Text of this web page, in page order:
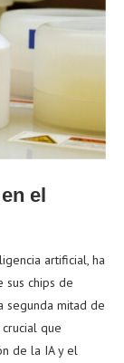
el
artificial, ha
sus chips de
segunda mitad de
que
de la IA y el